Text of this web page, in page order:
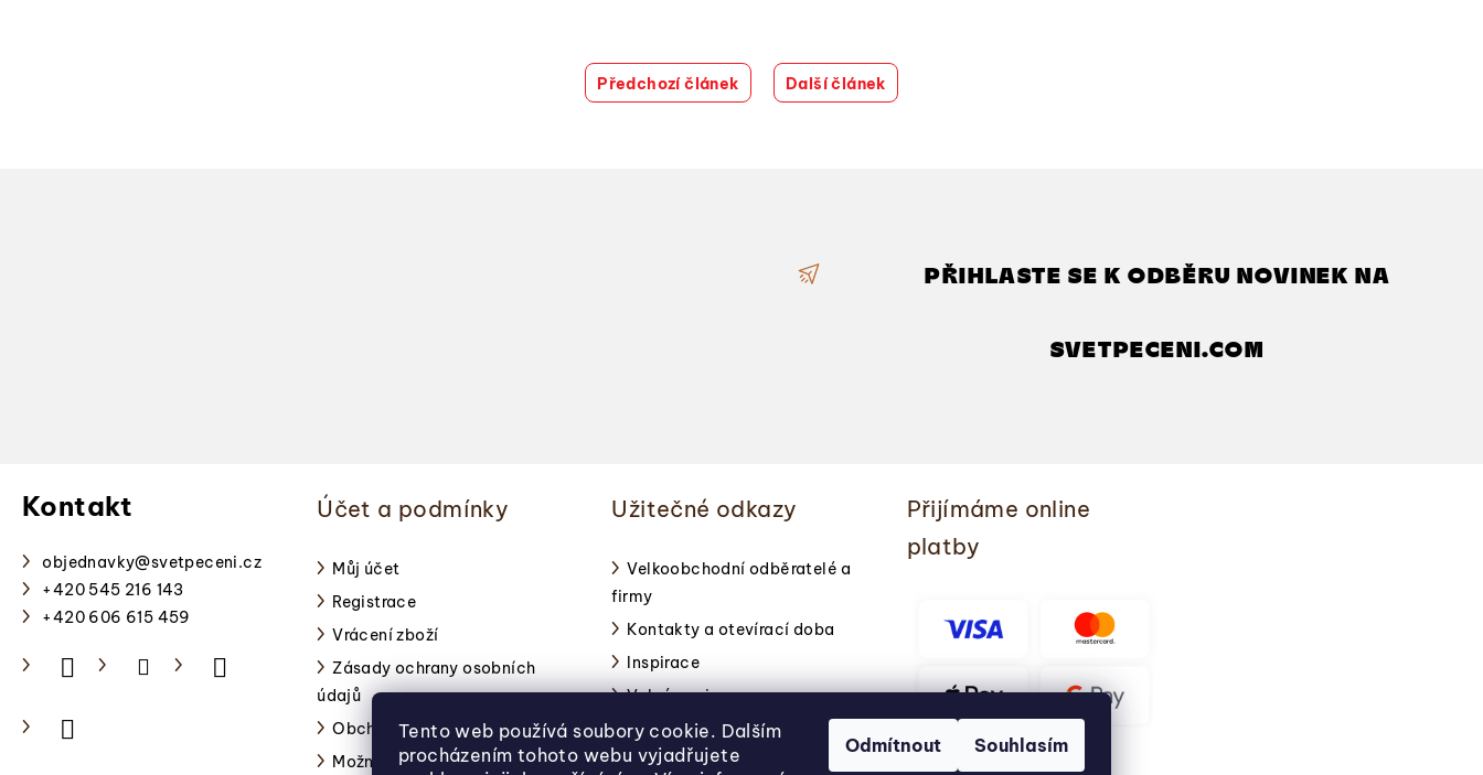
Tento web používá soubory cookie. Dalším
procházením tohoto webu vyjadřujete
Odmítnout Souhlasím
Předchozí článek Další článek
PŘIHLASTE SE K ODBĚRU NOVINEK NA
SVETPECENI.COM
á
a
Kontakt
objednavky@svetpeceni.cz
+420 545 216 143
+420 606 615 459
Účet a podmínky
Můj účet
Registrace
Vrácení zboží
Zásady ochrany osobních
údajů
Obchodní podmínky
Možnosti platby
Užitečné odkazy
Velkoobchodní odběratelé a
firmy
Kontakty a otevírací doba
Inspirace
Volné pozice
Přijímáme online
platby